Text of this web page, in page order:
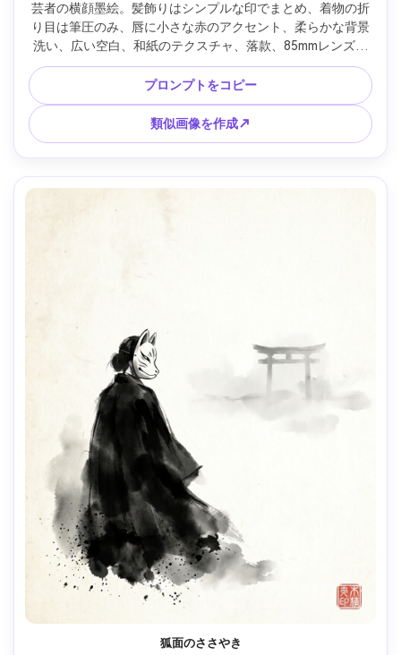
芸者の横顔墨絵。髪飾りはシンプルな印でまとめ、着物の折
り目は筆圧のみ、唇に小さな赤のアクセント、柔らかな背景
洗い、広い空白、和紙のテクスチャ、落款、85mmレンズ、
浅い被写界深度、柔らかなシネマ調 --ar 4:5
プロンプトをコピー
類似画像を作成↗
狐面のささやき